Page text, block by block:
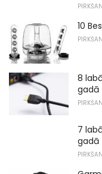
10
8
gadā
7
gadā